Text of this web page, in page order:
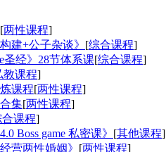
[两性课程]
建+公子杂谈》 [综合课程]
圣经》28节体系课[综合课程]
教课程]
课程[两性课程]
集[两性课程]
课程]
Boss game 私密课》 [其他课程]
营两性婚姻》 [两性课程]